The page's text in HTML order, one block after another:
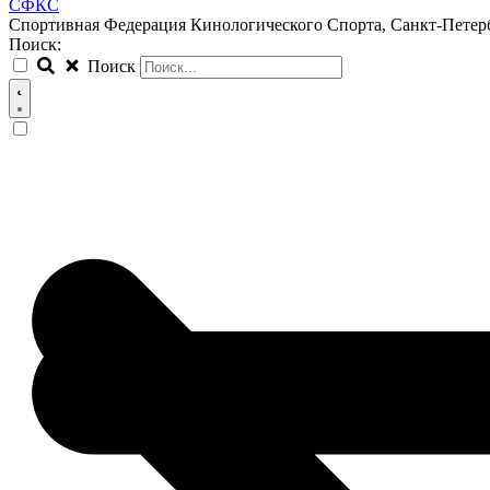
СФКС
Спортивная Федерация Кинологического Спорта, Санкт-
Поиск:
Поиск